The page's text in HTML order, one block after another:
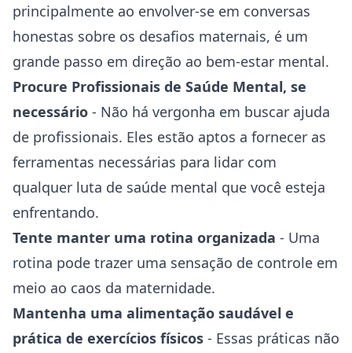
principalmente ao envolver-se em conversas
honestas sobre os desafios maternais, é um
grande passo em direção ao bem-estar mental.
Procure Profissionais de Saúde Mental, se
necessário - Não há vergonha em buscar ajuda
de profissionais. Eles estão aptos a fornecer as
ferramentas necessárias para lidar com
qualquer luta de saúde mental que você esteja
enfrentando.
Tente manter uma rotina organizada - Uma
rotina pode trazer uma sensação de controle em
meio ao caos da maternidade.
Mantenha uma alimentação saudável e
prática de exercícios físicos - Essas práticas não